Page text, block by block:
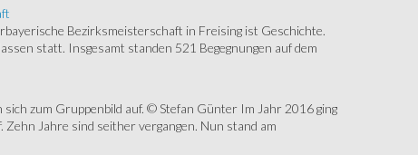
Bezirksmeisterschaft in Freising ist Geschichte.
statt. Insgesamt standen 521 Begegnungen auf dem
zum Gruppenbild auf. © Stefan Günter Im Jahr 2016 ging
Zehn Jahre sind seither vergangen. Nun stand am